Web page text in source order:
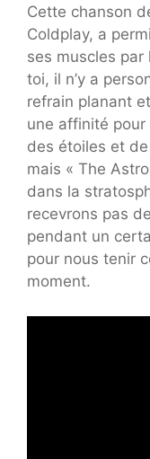
Cette chanson
Coldplay, a
ses muscles
toi, il n’y a
refrain planant
une affinité
des étoiles et
mais « The
dans la
recevrons pas
pendant un
pour nous tenir
moment.